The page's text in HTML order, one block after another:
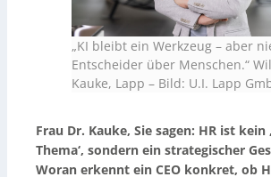
„KI bleibt ein Werkzeug – aber
Entscheider über Menschen.“
Kauke, Lapp – Bild: U.I. Lapp
Frau Dr. Kauke, Sie sagen: HR ist kein
Thema‘, sondern ein strategischer
Woran erkennt ein CEO konkret, ob